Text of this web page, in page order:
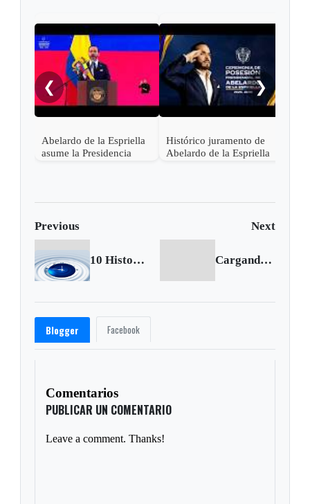
❮
Abelardo de la Espriella
asume la Presidencia
Histórico juramento de
Abelardo de la Espriella
❯
Previous Next
10 Historical Events That Took Place on January 2nd Cargando siguiente...
Blogger Facebook
Comentarios
PUBLICAR UN COMENTARIO
Leave a comment. Thanks!